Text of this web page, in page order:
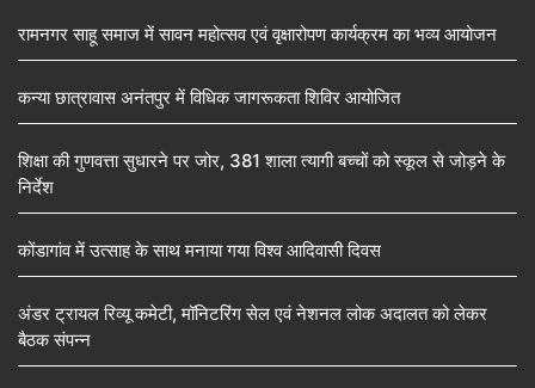
रामनगर साहू समाज में सावन महोत्सव एवं वृक्षारोपण कार्यक्रम का भव्य आयोजन
कन्या छात्रावास अनंतपुर में विधिक जागरूकता शिविर आयोजित
शिक्षा की गुणवत्ता सुधारने पर जोर, 381 शाला त्यागी बच्चों को स्कूल से जोड़ने के
निर्देश
कोंडागांव में उत्साह के साथ मनाया गया विश्व आदिवासी दिवस
अंडर ट्रायल रिव्यू कमेटी, मॉनिटरिंग सेल एवं नेशनल लोक अदालत को लेकर
बैठक संपन्न